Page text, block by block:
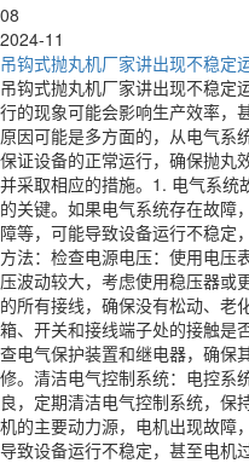
08
2024-11
吊钩式抛丸机厂家讲出现不稳定
吊钩式抛丸机厂家讲出现不稳定
行的现象可能会影响生产效率，
原因可能是多方面的，从电气系
保证设备的正常运行，确保抛丸
并采取相应的措施。1. 电气系统
的关键。如果电气系统存在故障
障等，可能导致设备运行不稳定
方法：检查电源电压：使用电压
压波动较大，考虑使用稳压器或
的所有接线，确保没有松动、老
箱、开关和接线端子处的接触是
查电气保护装置和继电器，确保
修。清洁电气控制系统：电控系
良，定期清洁电气控制系统，保
机的主要动力源，电机出现故障
导致设备运行不稳定，甚至电机